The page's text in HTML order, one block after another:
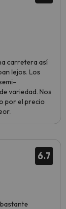
carretera así
lejos. Los
variedad. Nos
por el precio
6.7